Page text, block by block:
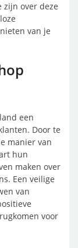
zijn over deze
van je
een
Door te
manier van
hun
maken over
Een veilige
van
voor